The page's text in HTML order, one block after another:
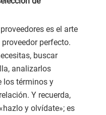
es el arte
perfecto.
buscar
analizarlos
los términos y
Y recuerda,
y olvídate»; es